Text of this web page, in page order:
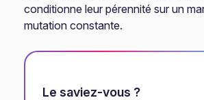
conditionne leur pérennité sur un
mutation constante.
Le saviez-vous ?